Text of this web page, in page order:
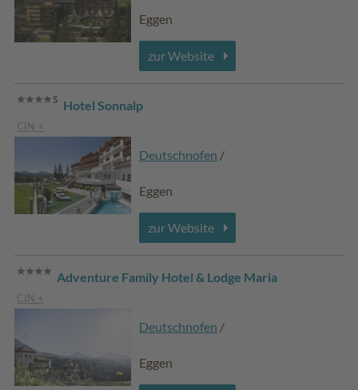
Eggen
zur Website
Hotel Sonnalp
CIN +
Deutschnofen /
Eggen
zur Website
Adventure Family Hotel & Lodge Maria
CIN +
Deutschnofen /
Eggen